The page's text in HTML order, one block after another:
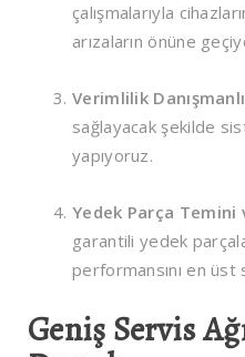
çalışmalarıyla
arızaların önüne
Verimlilik
sağlayacak şekilde
yapıyoruz.
Yedek Parça Temini
garantili yedek
performansını en
Geniş Servis